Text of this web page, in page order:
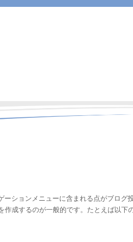
ションメニューに含まれる点がブログ
成するのが一般的です。たとえば以下